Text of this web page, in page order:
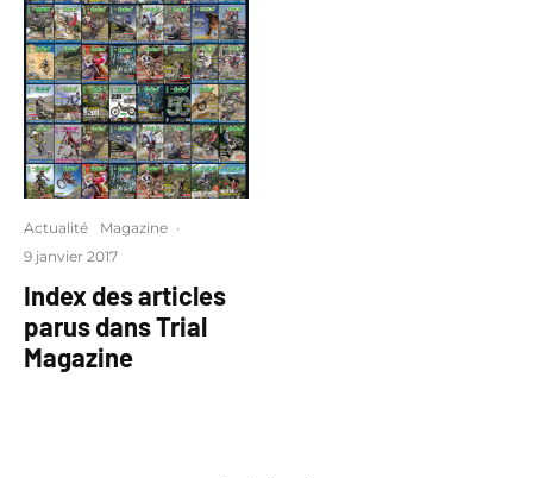
Actualité Magazine ·
9 janvier 2017
Index des articles
parus dans Trial
Magazine